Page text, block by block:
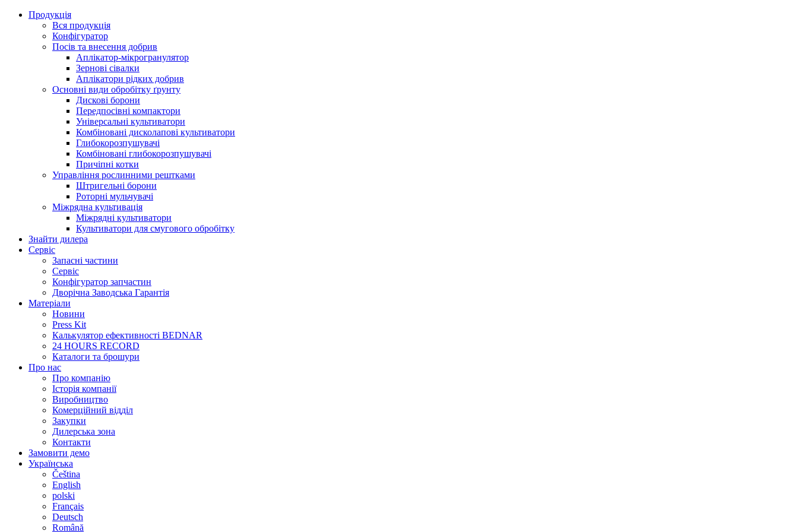
Продукція
Вся продукція
Конфігуратор
Посів та внесення добрив
Аплікатор-мікрогранулятор
Зернові сівалки
Аплікатори рідких добрив
Oсновні види обробітку ґрунту
Дискові борони
Передпосівні компактори
Універсальні культиватори
Комбіновані дисколапові культиватори
Глибокорозпушувачі
Комбіновані глибокорозпушувачі
Причіпні котки
Управління рослинними рештками
Штригельні борони
Pоторні мульчувачі
Міжрядна культивація
Міжрядні культиватори
Культиватори для смугового обробітку
Знайти дилера
Сервіс
Запасні частини
Сервіс
Конфігуратор запчастин
Дворічна Заводська Гарантія
Матеріали
Новини
Press Kit
Калькулятор ефективності BEDNAR
24 HOURS RECORD
Каталоги та брошури
Про нас
Про компанію
Історія компанії
Виробництво
Комерційний відділ
Закупки
Дилерська зона
Контакти
Замовити демо
Українська
Čeština
English
polski
Français
Deutsch
Română